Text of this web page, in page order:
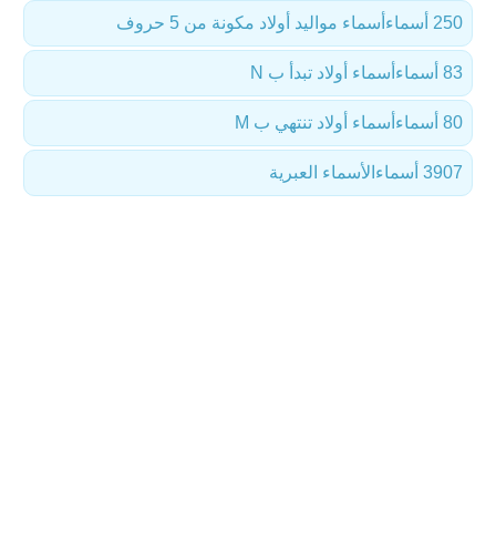
أسماء مواليد أولاد مكونة من 5 حروف 250 أسماء
أسماء أولاد تبدأ ب N 83 أسماء
أسماء أولاد تنتهي ب M 80 أسماء
الأسماء العبرية 3907 أسماء